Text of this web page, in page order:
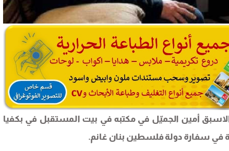
​أمين الجميّل​ في مكتبه في بيت المستقبل في بكفيا
في سفارة دولة فلسطين بنان غانم.